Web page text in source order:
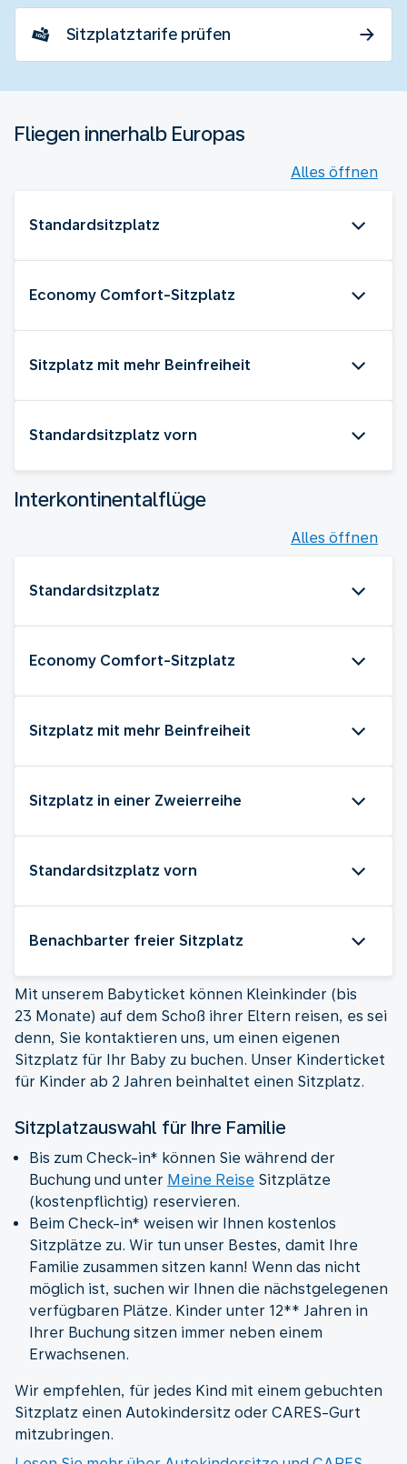
Sitzplatztarife prüfen
Fliegen innerhalb Europas
Alles öffnen
Standardsitzplatz
Economy Comfort-Sitzplatz
Sitzplatz mit mehr Beinfreiheit
Standardsitzplatz vorn
Interkontinentalflüge
Alles öffnen
Standardsitzplatz
Economy Comfort-Sitzplatz
Sitzplatz mit mehr Beinfreiheit
Sitzplatz in einer Zweierreihe
Standardsitzplatz vorn
Benachbarter freier Sitzplatz
Mit unserem Babyticket können Kleinkinder (bis
23 Monate) auf dem Schoß ihrer Eltern reisen, es sei
denn, Sie kontaktieren uns, um einen eigenen
Sitzplatz für Ihr Baby zu buchen. Unser Kinderticket
für Kinder ab 2 Jahren beinhaltet einen Sitzplatz.
Sitzplatzauswahl für Ihre Familie
Bis zum Check-in* können Sie während der
Buchung und unter Meine Reise Sitzplätze
(kostenpflichtig) reservieren.
Beim Check-in* weisen wir Ihnen kostenlos
Sitzplätze zu. Wir tun unser Bestes, damit Ihre
Familie zusammen sitzen kann! Wenn das nicht
möglich ist, suchen wir Ihnen die nächstgelegenen
verfügbaren Plätze. Kinder unter 12** Jahren in
Ihrer Buchung sitzen immer neben einem
Erwachsenen.
Wir empfehlen, für jedes Kind mit einem gebuchten
Sitzplatz einen Autokindersitz oder CARES-Gurt
mitzubringen.